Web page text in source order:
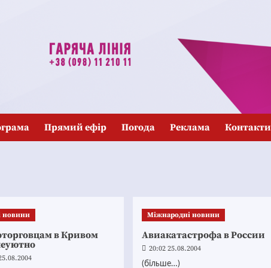
Прямий ефір Погода Реклама Контакти
новини
в Кривом
Міжнародні новини
Авиакатастрофа в России
20:02 25.08.2004
(більше…)